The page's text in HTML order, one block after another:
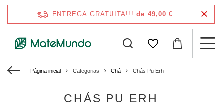
ENTREGA GRATUITA!!! de 49,00 €
Página inicial Categorias Chá Chás Pu Erh
CHÁS PU ERH